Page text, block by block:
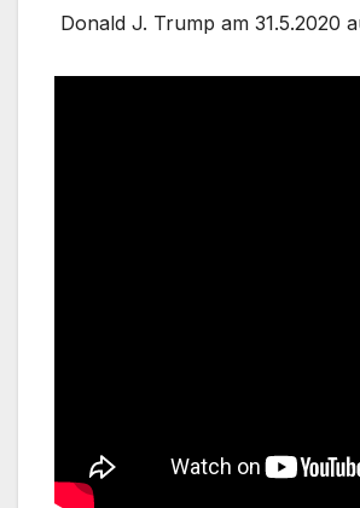
Donald J. Trump am 31.5.2020